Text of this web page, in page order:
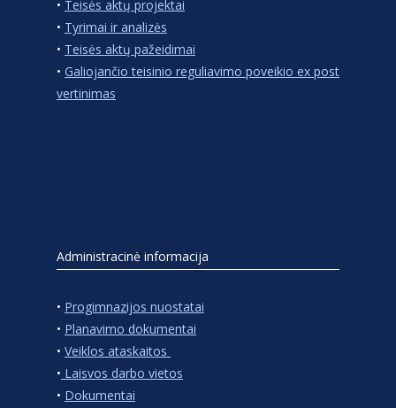
• Teisės aktų projektai
• Tyrimai ir analizės
• Teisės aktų pažeidimai
• Galiojančio teisinio reguliavimo poveikio ex post
vertinimas
Administracinė informacija
• Progimnazijos nuostatai
• Planavimo dokumentai
• Veiklos ataskaitos
• Laisvos darbo vietos
• Dokumentai